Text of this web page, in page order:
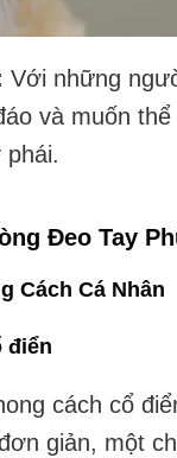
Với những
và muốn
phái.
Đeo Tay
Cách Cá Nhân
điển
cách cổ
giản, một